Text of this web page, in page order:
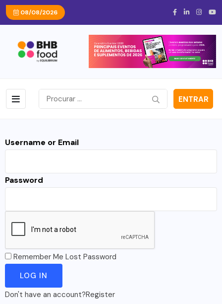
08/08/2026
ENTRAR
Username or Email
Password
Remember Me Lost Password
Don't have an account?Register